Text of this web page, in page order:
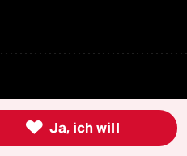
 Ja, ich will